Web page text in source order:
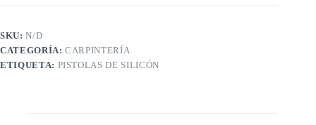
SKU:N/D
CATEGORÍA:CARPINTERÍA
ETIQUETA: PISTOLAS DE SILICÓN